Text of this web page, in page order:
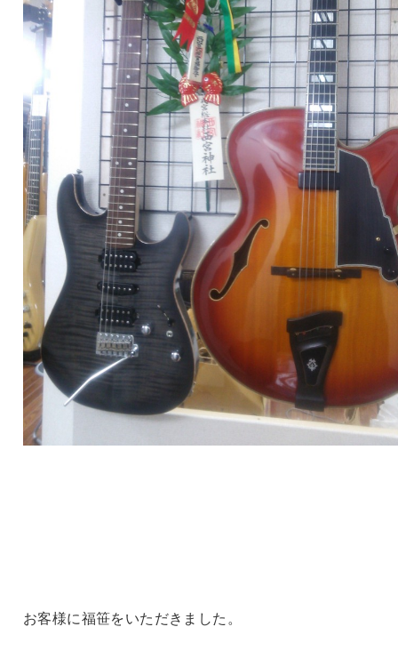
お客様に福笹をいただきました。